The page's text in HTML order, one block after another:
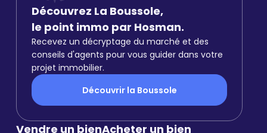
Découvrez La Boussole,
le point immo par Hosman.
Recevez un décryptage du marché et des
conseils d'agents pour vous guider dans votre
projet immobilier.
Découvrir la Boussole
Vendre un bienAcheter un bien